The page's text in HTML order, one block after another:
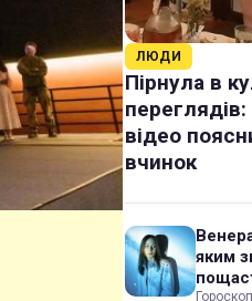
ЛЮДИ
Пірнула в
відео
вчинок
яким